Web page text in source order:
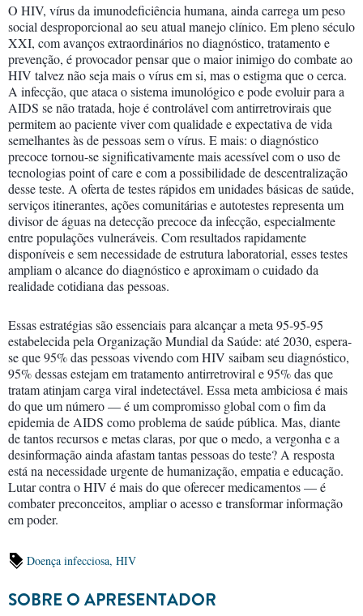
O HIV, vírus da imunodeficiência humana, ainda carrega um peso
social desproporcional ao seu atual manejo clínico. Em pleno século
XXI, com avanços extraordinários no diagnóstico, tratamento e
prevenção, é provocador pensar que o maior inimigo do combate ao
HIV talvez não seja mais o vírus em si, mas o estigma que o cerca.
A infecção, que ataca o sistema imunológico e pode evoluir para a
AIDS se não tratada, hoje é controlável com antirretrovirais que
permitem ao paciente viver com qualidade e expectativa de vida
semelhantes às de pessoas sem o vírus. E mais: o diagnóstico
precoce tornou-se significativamente mais acessível com o uso de
tecnologias point of care e com a possibilidade de descentralização
desse teste. A oferta de testes rápidos em unidades básicas de saúde,
serviços itinerantes, ações comunitárias e autotestes representa um
divisor de águas na detecção precoce da infecção, especialmente
entre populações vulneráveis. Com resultados rapidamente
disponíveis e sem necessidade de estrutura laboratorial, esses testes
ampliam o alcance do diagnóstico e aproximam o cuidado da
realidade cotidiana das pessoas. ​
Essas estratégias são essenciais para alcançar a meta 95-95-95
estabelecida pela Organização Mundial da Saúde: até 2030, espera-
se que 95% das pessoas vivendo com HIV saibam seu diagnóstico,
95% dessas estejam em tratamento antirretroviral e 95% das que
tratam atinjam carga viral indetectável. Essa meta ambiciosa é mais
do que um número — é um compromisso global com o fim da
epidemia de AIDS como problema de saúde pública. Mas, diante
de tantos recursos e metas claras, por que o medo, a vergonha e a
desinformação ainda afastam tantas pessoas do teste? A resposta
está na necessidade urgente de humanização, empatia e educação.
Lutar contra o HIV é mais do que oferecer medicamentos — é
combater preconceitos, ampliar o acesso e transformar informação
em poder.
Doença infecciosa, HIV
SOBRE O APRESENTADOR